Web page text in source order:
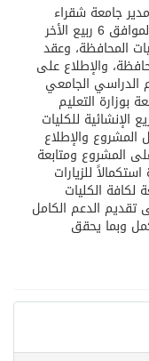
جامعة شقراء
بزيارة لمحافظة الدوادمي يوم غدا الثلاثاء الموافق 6 ربيع الأخر
المحافظة، وعقد
والإطلاع على
الدراسي الجامعي
بوزارة التعليم
الإنشائية للكليات
والإطلاع
المشروع ومتابعة
للزيارات
لكافة الكليات
تقديم الدعم الكامل
وبما يحقق